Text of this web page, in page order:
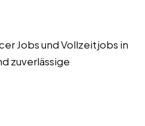
Jobs und Vollzeitjobs in
zuverlässige